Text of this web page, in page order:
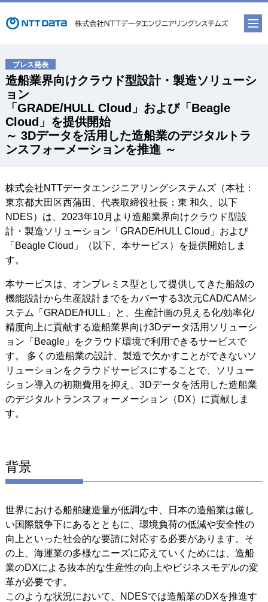
造船業界向けクラウド型設計・製造ソリューシ
ョン
「GRADE/HULL Cloud」および「Beagle
Cloud」を提供開始
～ 3Dデータを活用した造船業のデジタルトラ
ンスフォーメーションを推進 ～
株式会社NTTデータエンジニアリングシステムズ（本社：
東京都大田区西蒲田、代表取締役社長：東 和久、以下
NDES）は、2023年10月より造船業界向けクラウド型設
計・製造ソリューション「GRADE/HULL Cloud」および
「Beagle Cloud」（以下、本サービス）を提供開始しま
す。
本サービスは、オンプレミス型として提供してきた船殻の
機能設計から生産設計までをカバーする3次元CAD/CAMシ
ステム「GRADE/HULL」と、生産計画の見える化/効率化/
精度向上に貢献する造船業界向け3Dデータ活用ソリューシ
ョン「Beagle」をクラウド環境で利用できるサービスで
す。 多くの造船業の設計、製造で欠かすことができないソ
リューションをクラウドサービスにすることで、ソリュー
ション導入の初期費用を抑え、3Dデータを活用した造船業
のデジタルトランスフォーメーション（DX）に貢献しま
す。
背景
世界における船舶建造量が低調な中、日本の造船業は厳し
い国際競争下にあるとともに、環境負荷の低減や安全性の
向上といった社会的な要請に対応する必要があります。そ
の上、海運業の多様なニーズに応えていくためには、造船
業のDXによる抜本的な生産性の向上やビジネスモデルの変
革が必要です。
このような状況において、NDESでは造船業のDXを推進す